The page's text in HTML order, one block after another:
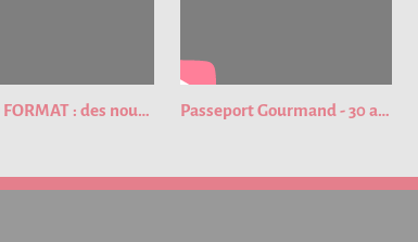
GRAND FORMAT : des nouveautés pour cette nouvelle édition du Passeport Gourmand ! Passeport Gourmand - 30 ans de bons plans